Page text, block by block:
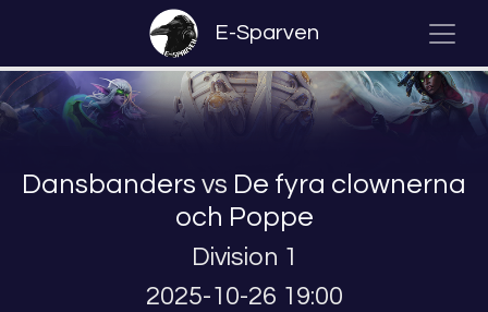
E-Sparven
Dansbanders vs De fyra clownerna
och Poppe
Division 1
2025-10-26 19:00